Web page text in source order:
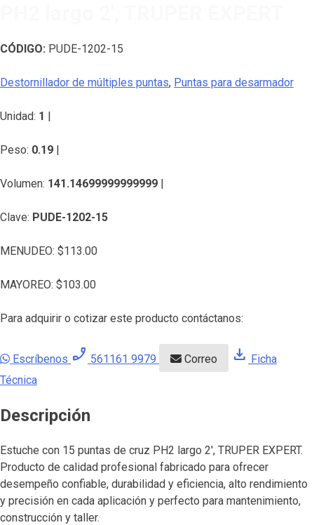
CÓDIGO: PUDE-1202-15
Destornillador de múltiples puntas, Puntas para desarmador
Unidad: 1 |
Peso: 0.19 |
Volumen: 141.14699999999999 |
Clave: PUDE-1202-15
MENUDEO: $113.00
MAYOREO: $103.00
Para adquirir o cotizar este producto contáctanos:
Escríbenos phone_enabled 561161 9979 Correo download Ficha
Técnica
Descripción
Estuche con 15 puntas de cruz PH2 largo 2′, TRUPER EXPERT.
Producto de calidad profesional fabricado para ofrecer
desempeño confiable, durabilidad y eficiencia, alto rendimiento
y precisión en cada aplicación y perfecto para mantenimiento,
construcción y taller.